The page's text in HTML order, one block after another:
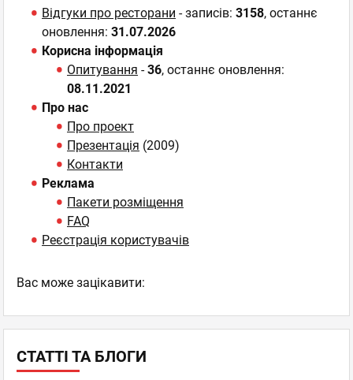
СТАТТІ ТА БЛОГИ
Відгуки про ресторани - записів: 3158, останнє
оновлення: 31.07.2026
Корисна інформація
Опитування -36, останнє оновлення:
08.11.2021
Про нас
Про проект
Презентація (2009)
Контакти
Реклама
Пакети розміщення
FAQ
Реєстрація користувачів
Вас може зацікавити: